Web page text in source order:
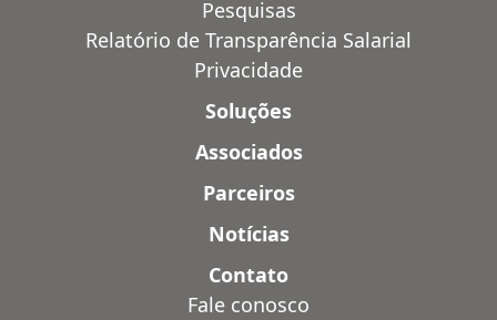
Pesquisas
Relatório de Transparência Salarial
Privacidade
Soluções
Associados
Parceiros
Notícias
Contato
Fale conosco